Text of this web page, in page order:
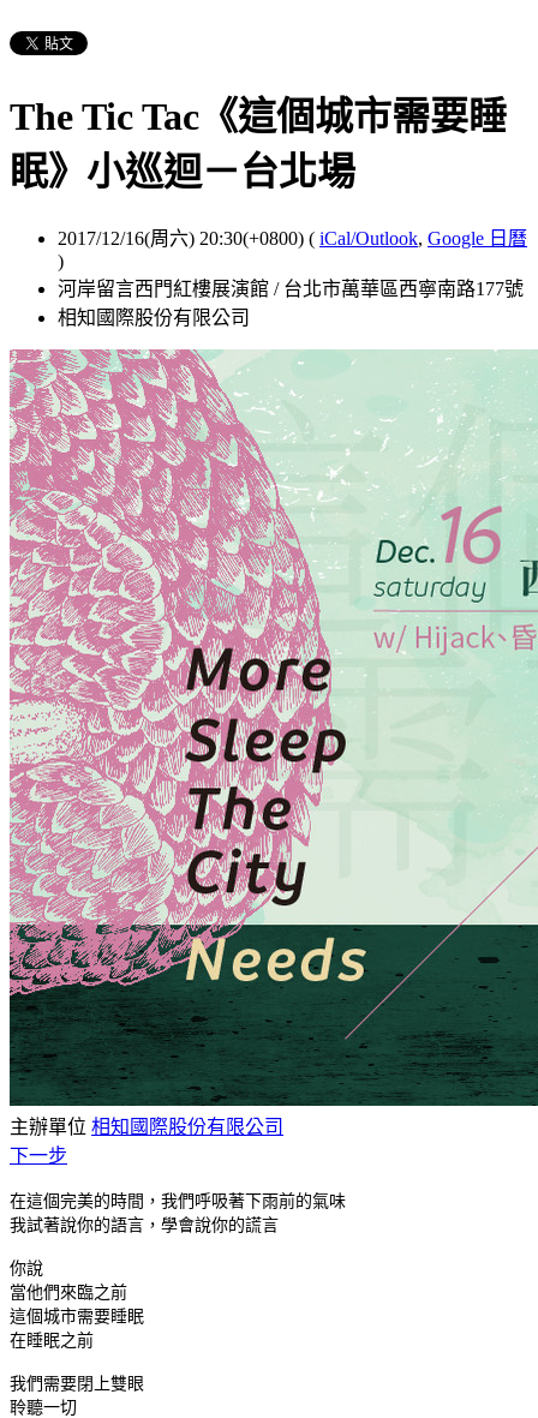
The Tic Tac《這個城市需要睡
眠》小巡迴－台北場
2017/12/16(周六) 20:30(+0800) ( iCal/Outlook, Google 日曆
)
河岸留言西門紅樓展演館 / 台北市萬華區西寧南路177號
相知國際股份有限公司
主辦單位 相知國際股份有限公司
下一步
在這個完美的時間，我們呼吸著下雨前的氣味
我試著說你的語言，學會說你的謊言
你說
當他們來臨之前
這個城市需要睡眠
在睡眠之前
我們需要閉上雙眼
聆聽一切